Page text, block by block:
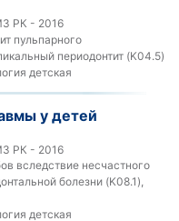
РК - 2016
пульпарного
периодонтит (K04.5)
детская
у детей
РК - 2016
вследствие несчастного
болезни (K08.1),
детская